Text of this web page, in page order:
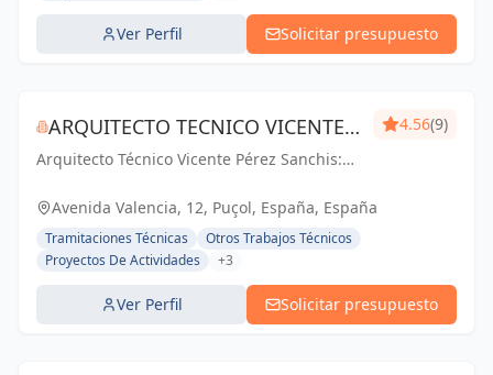
Ver Perfil Solicitar presupuesto
ARQUITECTO TECNICO VICENTE
PÉREZ SANCHIS
Arquitecto Técnico Vicente Pérez Sanchis:
transformando ideas en realidad.
4.56(9)
Avenida Valencia, 12, Puçol, España, España
Tramitaciones Técnicas
Otros Trabajos Técnicos
Proyectos De Actividades
+3
Ver Perfil Solicitar presupuesto